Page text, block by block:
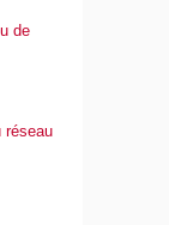
de
réseau